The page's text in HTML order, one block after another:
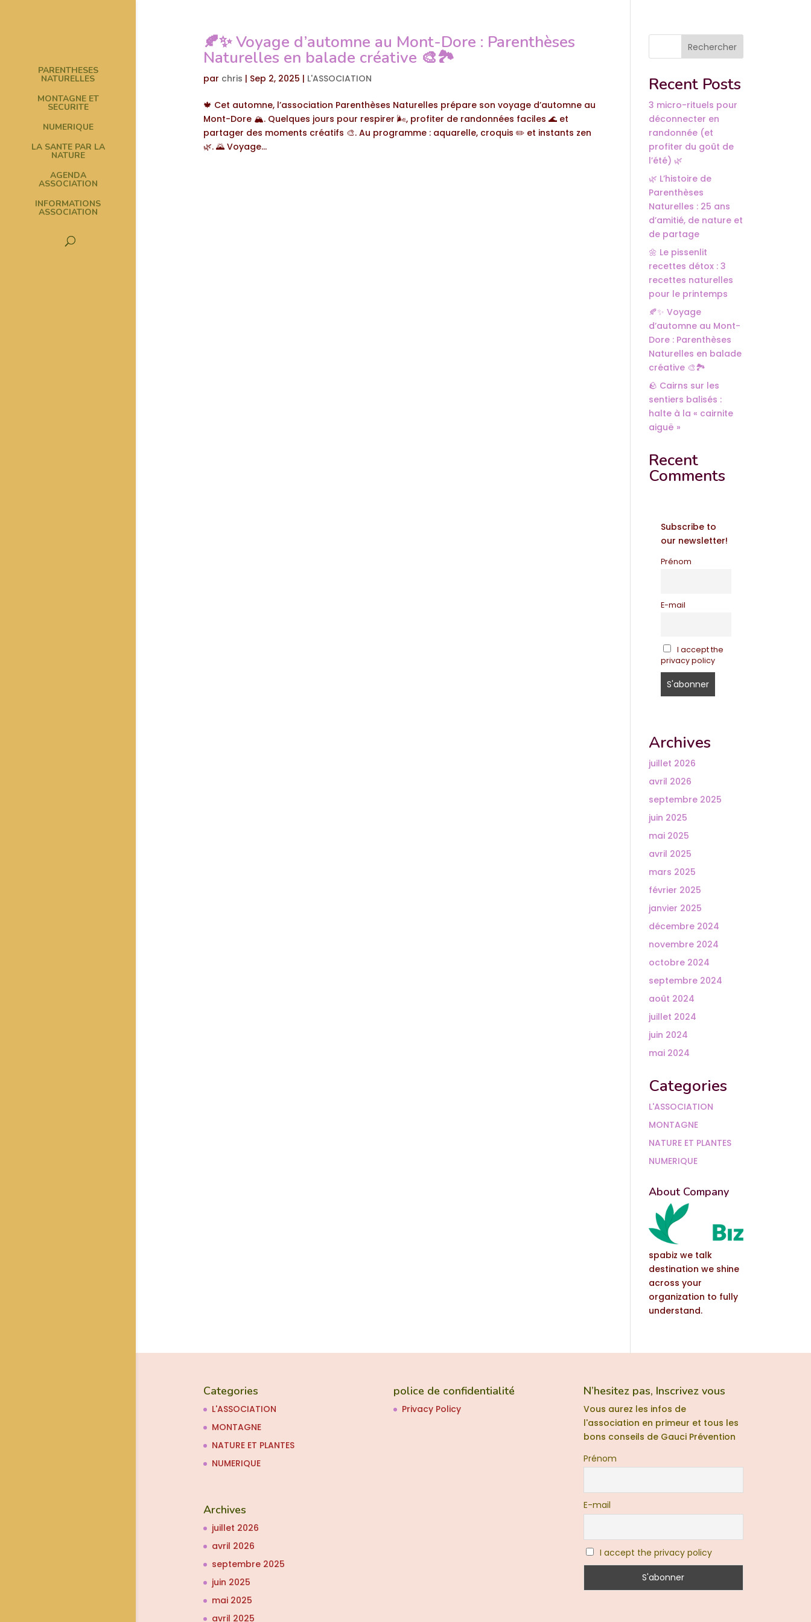
PARENTHESES
NATURELLES
MONTAGNE ET
SECURITE
NUMERIQUE
LA SANTE PAR LA
NATURE
AGENDA
ASSOCIATION
INFORMATIONS
ASSOCIATION
🍂✨ Voyage d’automne au Mont-Dore : Parenthèses
Naturelles en balade créative 🎨🏞️
par chris | Sep 2, 2025 | L'ASSOCIATION
🍁 Cet automne, l’association Parenthèses Naturelles prépare son voyage d’automne au
Mont-Dore 🏔️. Quelques jours pour respirer 🌬️, profiter de randonnées faciles 🌊 et
partager des moments créatifs 🎨. Au programme : aquarelle, croquis ✏️ et instants zen
🌿. 🌄 Voyage...
Rechercher
Recent Posts
3 micro-rituels pour
déconnecter en
randonnée (et
profiter du goût de
l’été) 🌿
🌿 L’histoire de
Parenthèses
Naturelles : 25 ans
d’amitié, de nature et
de partage
🌼 Le pissenlit
recettes détox : 3
recettes naturelles
pour le printemps
🍂✨ Voyage
d’automne au Mont-
Dore : Parenthèses
Naturelles en balade
créative 🎨🏞️
🪨 Cairns sur les
sentiers balisés :
halte à la « cairnite
aiguë »
Recent
Comments
Subscribe to
our newsletter!
Prénom
E-mail
I accept the
privacy policy
Archives
juillet 2026
avril 2026
septembre 2025
juin 2025
mai 2025
avril 2025
mars 2025
février 2025
janvier 2025
décembre 2024
novembre 2024
octobre 2024
septembre 2024
août 2024
juillet 2024
juin 2024
mai 2024
Categories
L'ASSOCIATION
MONTAGNE
NATURE ET PLANTES
NUMERIQUE
About Company
spabiz we talk
destination we shine
across your
organization to fully
understand.
Categories
L'ASSOCIATION
MONTAGNE
NATURE ET PLANTES
NUMERIQUE
Archives
juillet 2026
avril 2026
septembre 2025
juin 2025
mai 2025
avril 2025
police de confidentialité
Privacy Policy
N’hesitez pas, Inscrivez vous
Vous aurez les infos de
l'association en primeur et tous les
bons conseils de Gauci Prévention
Prénom
E-mail
I accept the privacy policy